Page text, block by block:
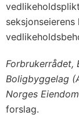
Forbrukerrådet,
Boligbyggelag
Norges
forslag.